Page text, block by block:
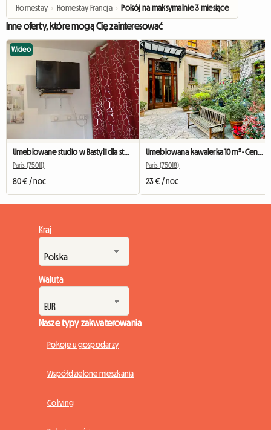
Homestay › Homestay Francja › Pokój na maksymalnie 3 miesiące
Inne oferty, które mogą Cię zainteresować
Wideo
Umeblowane studio w Bastylii dla studentów, stażystów i podróżujących służbowo.
Paris (75011)
80 € / noc
Paris (75018)
23 € / noc
Kraj
Waluta
Nasze typy zakwaterowania
Pokoje u gospodarzy
Współdzielone mieszkania
Coliving